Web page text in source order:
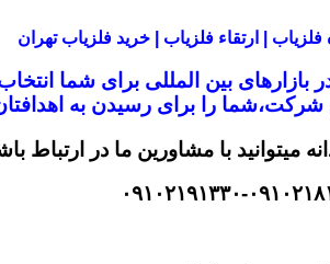
فلزیاب | ارتقاء فلزیاب | خرید فلزیاب تهران
بازار‌های بین المللی برای شما
شرکت،شما را برای رسیدن به
میتوانید با مشاورین ما در ارتباط
۰۹۱۰۲۱۸۱۰۸۸